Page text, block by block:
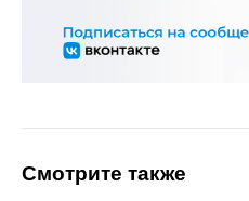
Смотрите также